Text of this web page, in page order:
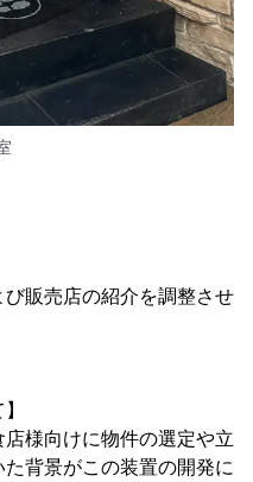
販売店の紹介を調整させ
様向けに物件の選定や立
た背景がこの装置の開発に